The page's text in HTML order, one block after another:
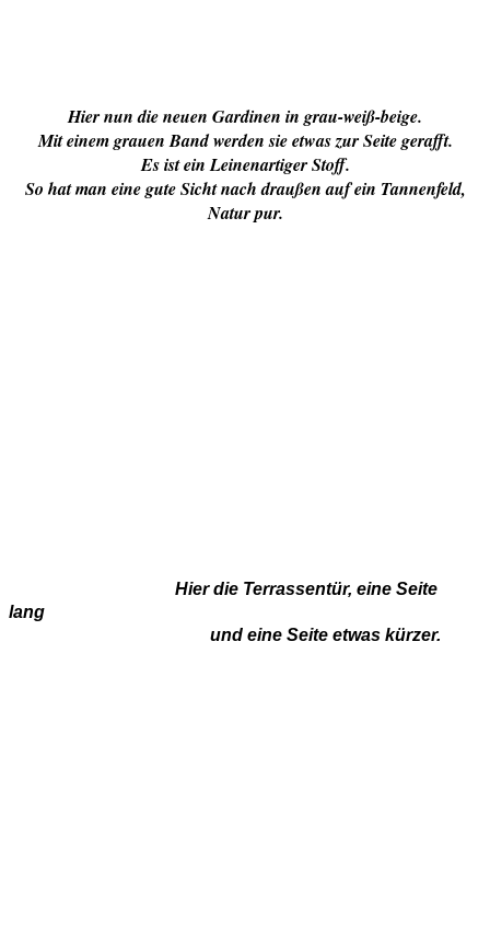
Hier nun die neuen Gardinen in grau-weiß-beige.
Mit einem grauen Band werden sie etwas zur Seite gerafft.
Es ist ein Leinenartiger Stoff.
So hat man eine gute Sicht nach draußen auf ein Tannenfeld,
Natur pur.
Hier die Terrassentür, eine Seite
lang
und eine Seite etwas kürzer.